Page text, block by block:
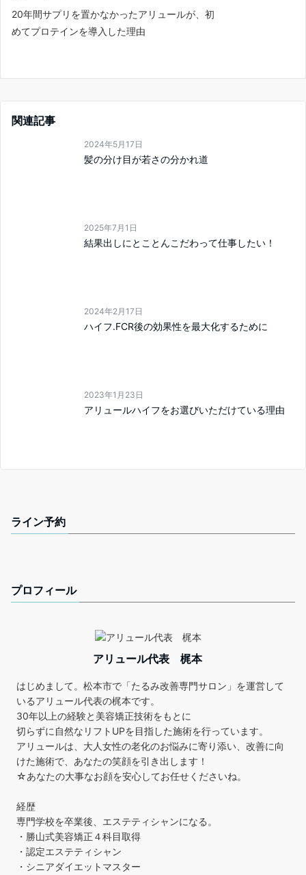
20年間サプリを置かなかったアリュールが、初
めてプロテインを導入した理由
関連記事
2024年5月17日
髪の分け目が若さの分かれ道
2025年7月1日
結果出しにとことんこだわって仕事したい！
2024年2月17日
ハイフ.FCR後の効果性を最大化するために
2023年1月23日
アリュールハイフをお選びいただけている理由
ライン予約
プロフィール
アリュール代表 梶本
はじめまして。松本市で「たるみ改善専門サロン」を運営して
いるアリュール代表の梶本です。
30年以上の経験と美容矯正技術をもとに
切らずに自然なリフトUPを目指した施術を行っています。
アリュールは、大人女性の老化のお悩みに寄り添い、改善に向
けた施術で、あなたの笑顔を引き出します！
☆あなたの大事なお顔を安心してお任せくださいね。
経歴
専門学校を卒業後、エステティシャンになる。
・勝山式美容矯正４科目取得
・認定エステティシャン
・シニアダイエットマスター